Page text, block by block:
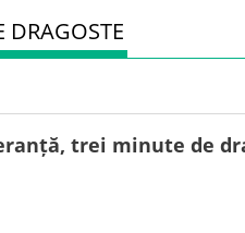
DRAGOSTE
trei minute de